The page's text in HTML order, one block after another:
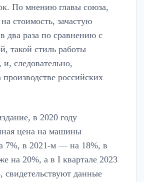
По мнению главы союза,
стоимость, зачастую
два раза по сравнению с
такой стиль работы
и, следовательно,
производстве российских
в 2020 году
цена на машины
7%, в 2021-м — на 18%, в
на 20%, а в I квартале 2023
свидетельствуют данные